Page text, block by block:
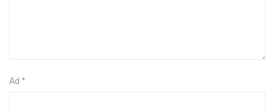
Ad *